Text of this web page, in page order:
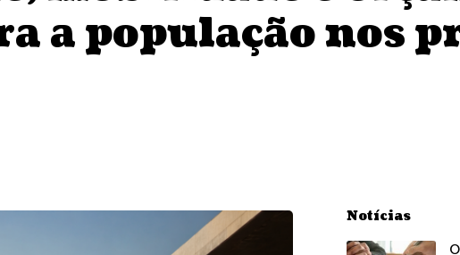
a população nos
Notícias